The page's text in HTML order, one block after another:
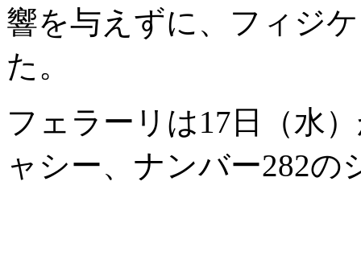
響を与えずに、フィジ
た。
フェラーリは17日（水
ャシー、ナンバー282